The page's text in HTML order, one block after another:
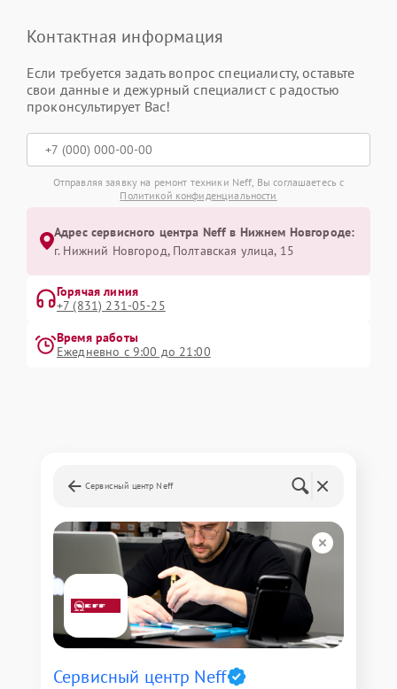
Контактная информация
Если требуется задать вопрос специалисту, оставьте
свои данные и дежурный специалист с радостью
проконсультирует Вас!
Отправляя заявку на ремонт техники Neff, Вы соглашаетесь с
Политикой конфиденциальности
Адрес сервисного центра Neff в Нижнем Новгороде:
г. Нижний Новгород, Полтавская улица, 15
Горячая линия
+7 (831) 231-05-25
Время работы
Ежедневно с 9:00 до 21:00
Сервисный центр Neff
Сервисный центр Neff